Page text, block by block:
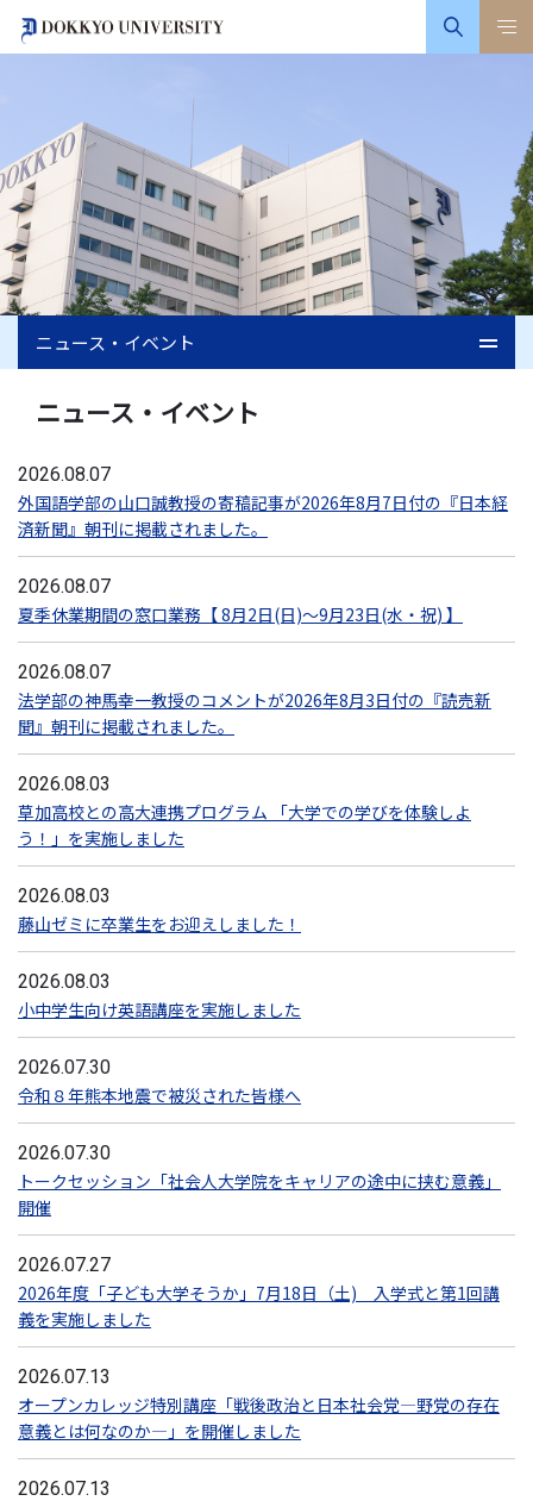
ニュース・イベント
ニュース・イベント
2026.08.07
外国語学部の山口誠教授の寄稿記事が2026年8月7日付の『日本経
済新聞』朝刊に掲載されました。
2026.08.07
夏季休業期間の窓口業務【 8月2日(日)～9月23日(水・祝) 】
2026.08.07
法学部の神馬幸一教授のコメントが2026年8月3日付の『読売新
聞』朝刊に掲載されました。
2026.08.03
草加高校との高大連携プログラム 「大学での学びを体験しよ
う！」を実施しました
2026.08.03
藤山ゼミに卒業生をお迎えしました！
2026.08.03
小中学生向け英語講座を実施しました
2026.07.30
令和８年熊本地震で被災された皆様へ
2026.07.30
トークセッション「社会人大学院をキャリアの途中に挟む意義」
開催
2026.07.27
2026年度「子ども大学そうか」7月18日（土) 入学式と第1回講
義を実施しました
2026.07.13
オープンカレッジ特別講座「戦後政治と日本社会党―野党の存在
意義とは何なのか―」を開催しました
2026.07.13